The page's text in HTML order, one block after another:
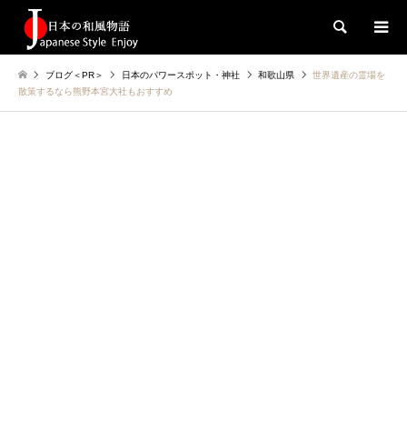
検索
ブログ＜PR＞ 日本のパワースポット・神社 和歌山県
世界遺産の霊場を
散策するなら熊野本宮大社もおすすめ